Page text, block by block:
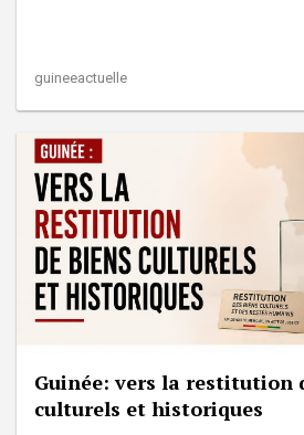
guineeactuelle
Guinée: vers la restitution
culturels et historiques